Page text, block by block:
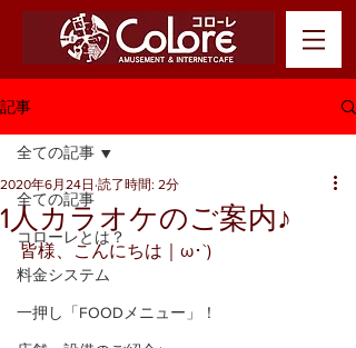
記事
全ての記事
コローレとは？
料金システム
一押し「FOODメニュー」！
全ての記事
1人カラオケのご案内♪
2020年6月24日 読了時間: 2分
皆様、こんにちは｜ω･`)